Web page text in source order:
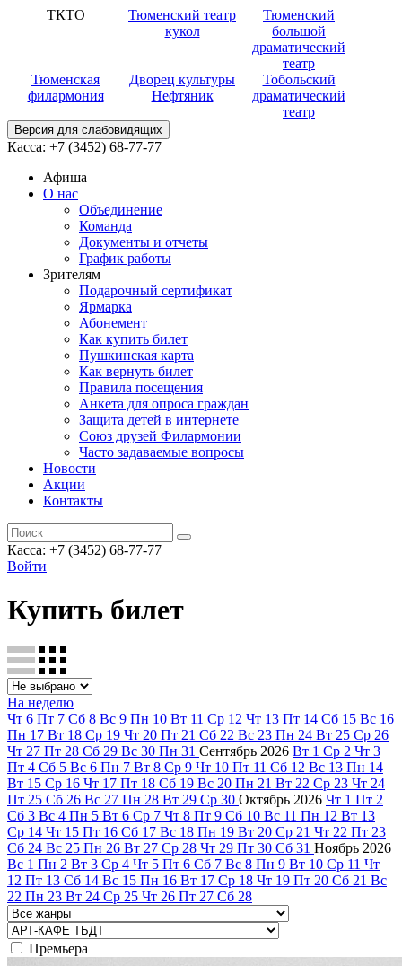
ТКТО
Тюменский театр
кукол
Тюменский
большой
драматический
театр
Тюменская
филармония
Дворец культуры
Нефтяник
Тобольский
драматический
театр
Версия для слабовидящих
Касса: +7 (3452) 68-77-77
Афиша
О нас
Объединение
Команда
Документы и отчеты
График работы
Зрителям
Подарочный сертификат
Ярмарка
Абонемент
Как купить билет
Пушкинская карта
Как вернуть билет
Правила посещения
Анкета для опроса граждан
Защита детей в интернете
Союз друзей Филармонии
Часто задаваемые вопросы
Новости
Акции
Контакты
Касса: +7 (3452) 68-77-77
Войти
Купить билет
На неделю
Чт 6 Пт 7 Сб 8 Вс 9 Пн 10 Вт 11 Ср 12 Чт 13 Пт 14 Сб 15 Вс 16
Пн 17 Вт 18 Ср 19 Чт 20 Пт 21 Сб 22 Вс 23 Пн 24 Вт 25 Ср 26
Чт 27 Пт 28 Сб 29 Вс 30 Пн 31 Сентябрь 2026 Вт 1 Ср 2 Чт 3
Пт 4 Сб 5 Вс 6 Пн 7 Вт 8 Ср 9 Чт 10 Пт 11 Сб 12 Вс 13 Пн 14
Вт 15 Ср 16 Чт 17 Пт 18 Сб 19 Вс 20 Пн 21 Вт 22 Ср 23 Чт 24
Пт 25 Сб 26 Вс 27 Пн 28 Вт 29 Ср 30 Октябрь 2026 Чт 1 Пт 2
Сб 3 Вс 4 Пн 5 Вт 6 Ср 7 Чт 8 Пт 9 Сб 10 Вс 11 Пн 12 Вт 13
Ср 14 Чт 15 Пт 16 Сб 17 Вс 18 Пн 19 Вт 20 Ср 21 Чт 22 Пт 23
Сб 24 Вс 25 Пн 26 Вт 27 Ср 28 Чт 29 Пт 30 Сб 31 Ноябрь 2026
Вс 1 Пн 2 Вт 3 Ср 4 Чт 5 Пт 6 Сб 7 Вс 8 Пн 9 Вт 10 Ср 11 Чт
12 Пт 13 Сб 14 Вс 15 Пн 16 Вт 17 Ср 18 Чт 19 Пт 20 Сб 21 Вс
22 Пн 23 Вт 24 Ср 25 Чт 26 Пт 27 Сб 28
Премьера